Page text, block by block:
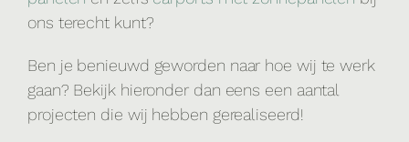
ons terecht kunt?
Ben je benieuwd geworden naar hoe wij te werk
gaan? Bekijk hieronder dan eens een aantal
projecten die wij hebben gerealiseerd!